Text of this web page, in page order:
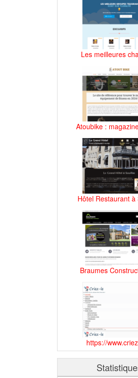
Les meilleures
Atoubike :
Hôtel Restaurant à
Braumes
https://